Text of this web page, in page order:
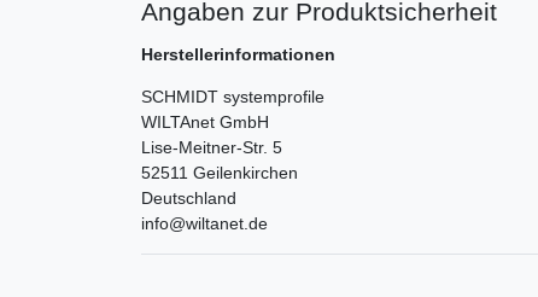
Angaben zur Produktsicherheit
Herstellerinformationen
SCHMIDT systemprofile
WILTAnet GmbH
Lise-Meitner-Str. 5
52511 Geilenkirchen
Deutschland
info@wiltanet.de